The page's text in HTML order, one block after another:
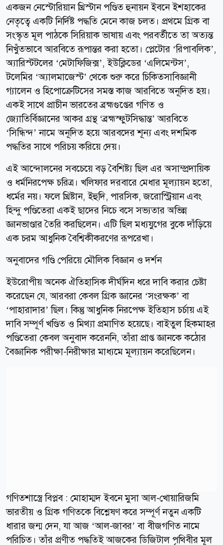
একজন নেস্টোরিয়ান খ্রিস্টান পণ্ডিত হুনায়ন ইবনে ইশহাকের
নেতৃত্বে একটি নির্দিষ্ট পদ্ধতি মেনে কাজ চলত। প্রথমে গ্রিক বা
সংস্কৃত মূল পাঠকে সিরিয়াক ভাষায় এবং পরবর্তীতে তা অত্যন্ত
নিখুঁতভাবে আরবিতে রূপান্তর করা হতো। প্লেটোর ‘রিপাবলিক’,
অ্যারিস্টটলের ‘মেটাফিজিক্স’, ইউক্লিডের ‘এলিমেন্টস’,
টলেমির ‘অ্যালমাজেস্ট’ থেকে শুরু করে চিকিত্সাবিজ্ঞানী
গ্যালেন ও হিপোক্রেটিসের সমস্ত কাজ আরবিতে অনূদিত হয়।
একই সাথে প্রাচীন ভারতের ব্রহ্মগুপ্তের গণিত ও
জ্যোতির্বিজ্ঞানের আকর গ্রন্থ ‘ব্রহ্মস্ফুটসিদ্ধান্ত’ আরবিতে
‘সিন্ধিন্দ’ নামে অনূদিত হয়ে আরবদের শূন্য এবং দশমিক
পদ্ধতির সাথে পরিচয় করিয়ে দেয়।
এই আন্দোলনের সবচেয়ে বড় বৈশিষ্ট্য ছিল এর অসাম্প্রদায়িক
ও ধর্মনিরপেক্ষ চরিত্র। খলিফার দরবারে মেধার মূল্যায়ন হতো,
ধর্মের নয়। ফলে খ্রিষ্টান, ইহুদি, পারসিক, জরোস্ট্রিয়ান এবং
হিন্দু পণ্ডিতেরা একই ছাদের নিচে বসে সভ্যতার অভিন্ন
জ্ঞানভাণ্ডার তৈরি করছিলেন। এটি ছিল মধ্যযুগের বুকে দাঁড়িয়ে
এক চরম আধুনিক বৈশ্বিকীকরণের রূপরেখা।
অনুবাদের গণ্ডি পেরিয়ে মৌলিক বিজ্ঞান ও দর্শন
ইউরোপীয় অনেক ঐতিহাসিক দীর্ঘদিন ধরে দাবি করার চেষ্টা
করেছেন যে, আরবরা কেবল গ্রিক জ্ঞানের ‘সংরক্ষক’ বা
‘পাহারাদার’ ছিল। কিন্তু আধুনিক নিরপেক্ষ ইতিহাস চর্চায় এই
দাবি সম্পূর্ণ খণ্ডিত ও মিথ্যা প্রমাণিত হয়েছে। বাইতুল হিকমাহর
পণ্ডিতেরা কেবল অনুবাদ করেননি, তাঁরা প্রাপ্ত জ্ঞানকে কঠোর
বৈজ্ঞানিক পরীক্ষা-নিরীক্ষার মাধ্যমে মূল্যায়ন করেছিলেন।
গণিতশাস্ত্রে বিপ্লব : মোহাম্মদ ইবনে মুসা আল-খোয়ারিজমি
ভারতীয় ও গ্রিক গণিতকে বিশ্লেষণ করে সম্পূর্ণ নতুন একটি
ধারার জন্ম দেন, যা আজ ‘আল-জাবর’ বা বীজগণিত নামে
পরিচিত। তাঁর প্রণীত পদ্ধতিই আজকের ডিজিটাল পৃথিবীর মূল